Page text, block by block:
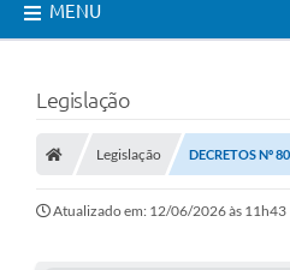
MENU
Legislação
Legislação DECRETOS Nº
Atualizado em: 12/06/2026 às 11h43